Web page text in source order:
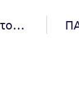
Ολοκλήρωση του ‘Twinning Learning Programme’ του δικτύου Net Ζero με τη συμμετοχή του Δήμου Πεντέλης